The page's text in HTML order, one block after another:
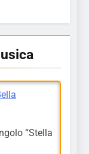
“Stella